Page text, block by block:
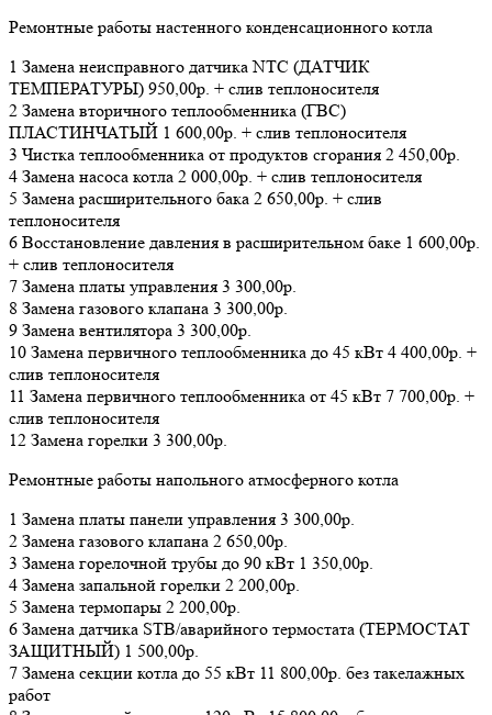
Ремонтные работы настенного конденсационного котла
1 Замена неисправного датчика NTC (ДАТЧИК
ТЕМПЕРАТУРЫ) 950,00р. + слив теплоносителя
2 Замена вторичного теплообменника (ГВС)
ПЛАСТИНЧАТЫЙ 1 600,00р. + слив теплоносителя
3 Чистка теплообменника от продуктов сгорания 2 450,00р.
4 Замена насоса котла 2 000,00р. + слив теплоносителя
5 Замена расширительного бака 2 650,00р. + слив
теплоносителя
6 Восстановление давления в расширительном баке 1 600,00р.
+ слив теплоносителя
7 Замена платы управления 3 300,00р.
8 Замена газового клапана 3 300,00р.
9 Замена вентилятора 3 300,00р.
10 Замена первичного теплообменника до 45 кВт 4 400,00р. +
слив теплоносителя
11 Замена первичного теплообменника от 45 кВт 7 700,00р. +
слив теплоносителя
12 Замена горелки 3 300,00р.
Ремонтные работы напольного атмосферного котла
1 Замена платы панели управления 3 300,00р.
2 Замена газового клапана 2 650,00р.
3 Замена горелочной трубы до 90 кВт 1 350,00р.
4 Замена запальной горелки 2 200,00р.
5 Замена термопары 2 200,00р.
6 Замена датчика STB/аварийного термостата (ТЕРМОСТАТ
ЗАЩИТНЫЙ) 1 500,00р.
7 Замена секции котла до 55 кВт 11 800,00р. без такелажных
работ